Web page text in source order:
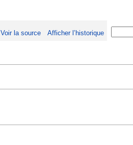
Voir la source Afficher l’historique